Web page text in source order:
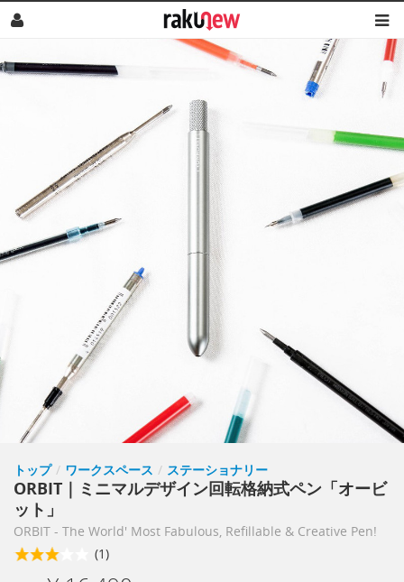
トップ / ワークスペース / ステーショナリー
ORBIT｜ミニマルデザイン回転格納式ペン「オービ
ット」
ORBIT - The World' Most Fabulous, Refillable & Creative Pen!
(1)